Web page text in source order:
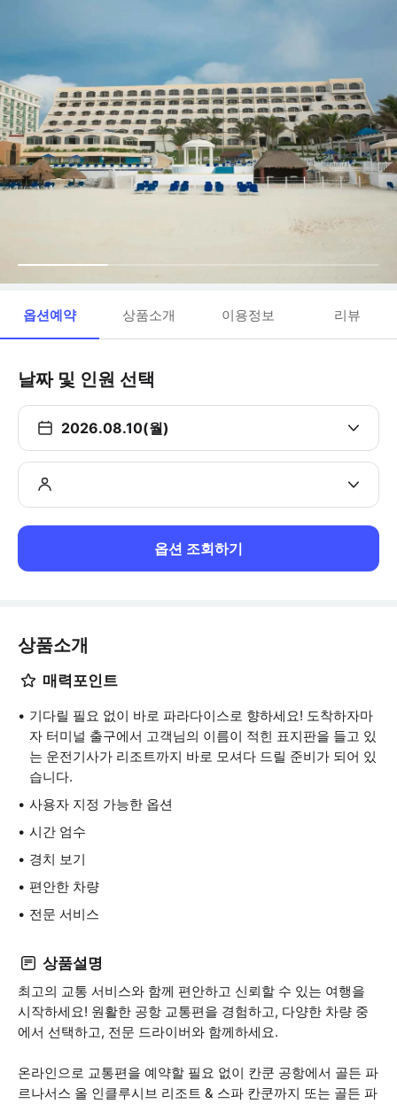
옵션예약 상품소개 이용정보 리뷰
날짜 및 인원 선택
2026.08.10(월)
옵션 조회하기
상품소개
매력포인트
기다릴 필요 없이 바로 파라다이스로 향하세요! 도착하자마
자 터미널 출구에서 고객님의 이름이 적힌 표지판을 들고 있
는 운전기사가 리조트까지 바로 모셔다 드릴 준비가 되어 있
습니다.
사용자 지정 가능한 옵션
시간 엄수
경치 보기
편안한 차량
전문 서비스
상품설명
최고의 교통 서비스와 함께 편안하고 신뢰할 수 있는 여행을
시작하세요! 원활한 공항 교통편을 경험하고, 다양한 차량 중
에서 선택하고, 전문 드라이버와 함께하세요.
온라인으로 교통편을 예약할 필요 없이 칸쿤 공항에서 골든 파
르나서스 올 인클루시브 리조트 & 스파 칸쿤까지 또는 골든 파